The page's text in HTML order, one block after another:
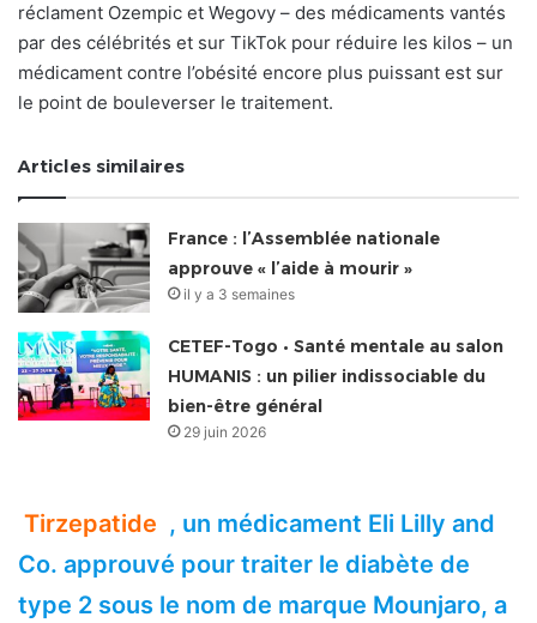
réclament Ozempic et Wegovy – des médicaments vantés
par des célébrités et sur TikTok pour réduire les kilos – un
médicament contre l’obésité encore plus puissant est sur
le point de bouleverser le traitement.
Articles similaires
France : l’Assemblée nationale
approuve « l’aide à mourir »
il y a 3 semaines
CETEF-Togo • Santé mentale au salon
HUMANIS : un pilier indissociable du
bien-être général
29 juin 2026
Tirzepatide , un médicament Eli Lilly and
Co. approuvé pour traiter le diabète de
type 2 sous le nom de marque Mounjaro, a